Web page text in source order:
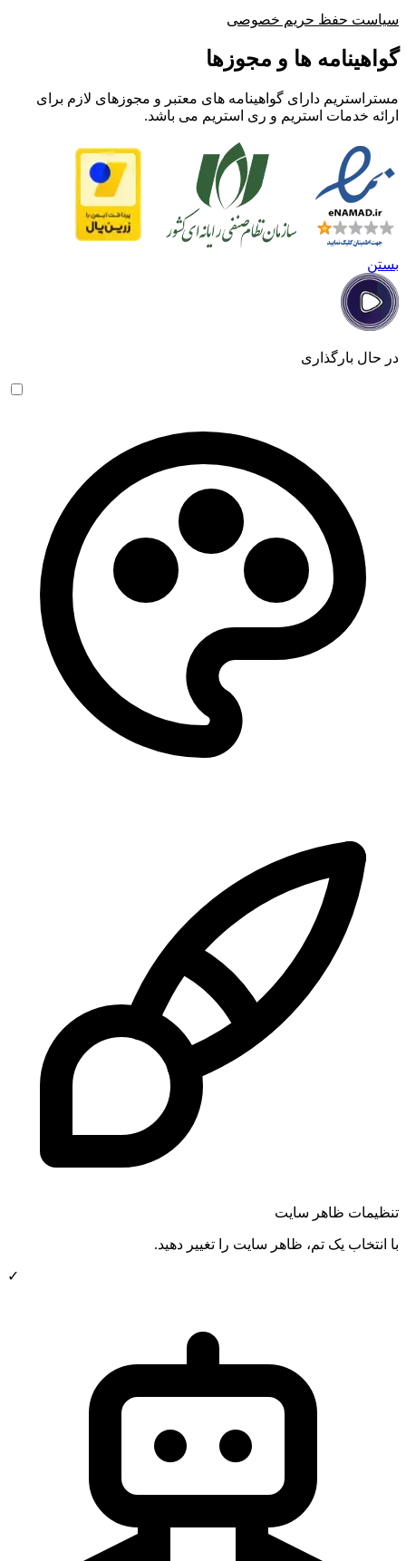
سیاست حفظ حریم خصوصی
گواهینامه ها و مجوزها
مستراستریم دارای گواهینامه های معتبر و مجوزهای لازم برای
ارائه خدمات استریم و ری استریم می باشد.
بستن
در حال بارگذاری
تنظیمات ظاهر سایت
با انتخاب یک تم، ظاهر سایت را تغییر دهید.
✓